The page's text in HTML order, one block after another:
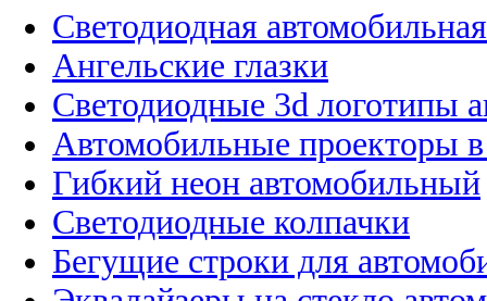
Светодиодная
Ангельские глазки
Светодиодные 3d логотипы
Автомобильные проекторы
Гибкий неон автомобильный
Светодиодные колпачки
Бегущие строки для